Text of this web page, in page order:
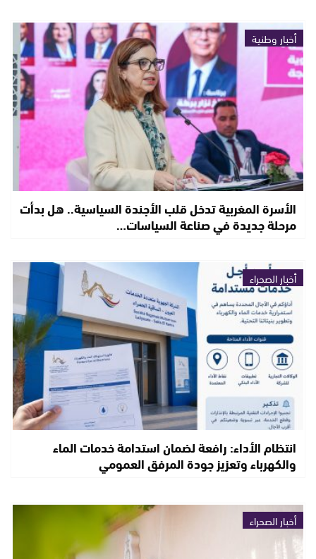
أخبار وطنية
الأسرة المغربية تدخل قلب الأجندة السياسية.. هل بدأت
مرحلة جديدة في صناعة السياسات…
أخبار الصحراء
انتظام الأداء: رافعة لضمان استدامة خدمات الماء
والكهرباء وتعزيز جودة المرفق العمومي
أخبار الصحراء